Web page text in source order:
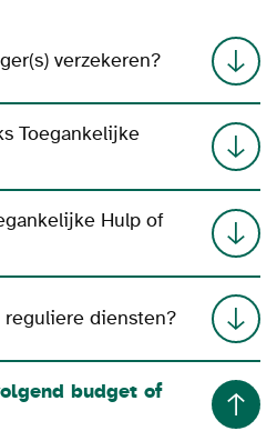
verzekeren?
Toegankelijke
Hulp of
diensten?
budget of